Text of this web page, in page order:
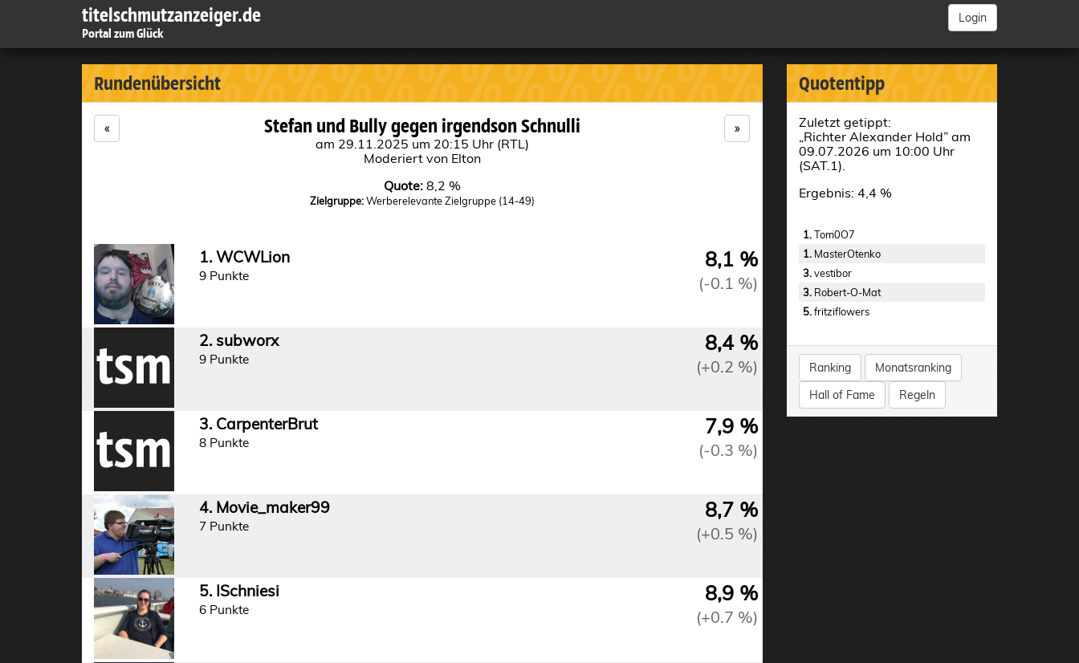
titelschmutzanzeiger.de
Portal zum Glück
Login
%%%%%%%%%%%%%%%%
Rundenübersicht
« Stefan und Bully gegen irgendson Schnulli
am 29.11.2025 um 20:15 Uhr (RTL)
Moderiert von Elton
Quote:8,2 %
Zielgruppe:Werberelevante Zielgruppe (14-49)
»
1. WCWLion
9 Punkte
8,1 %
(-0.1 %)
2. subworx
9 Punkte
8,4 %
(+0.2 %)
3. CarpenterBrut
8 Punkte
7,9 %
(-0.3 %)
4. Movie_maker99
7 Punkte
8,7 %
(+0.5 %)
5. ISchniesi
6 Punkte
8,9 %
(+0.7 %)
%%%%%%%%%%%%%%%%
Quotentipp
Zuletzt getippt:
„Richter Alexander Hold” am
09.07.2026 um 10:00 Uhr
(SAT.1).
Ergebnis: 4,4 %
1.Tom0O7
1.MasterOtenko
3.vestibor
3.Robert-O-Mat
5.fritziflowers
Ranking
Monatsranking
Hall of Fame
Regeln